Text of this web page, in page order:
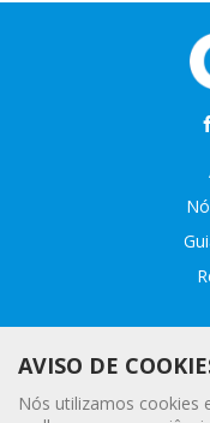
AVISO DE
Nós utilizamos cookies